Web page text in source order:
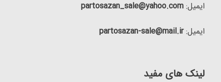
ایمیل:partosazan_sale@yahoo.com
ایمیل:partosazan-sale@mail.ir
لینک های مفید